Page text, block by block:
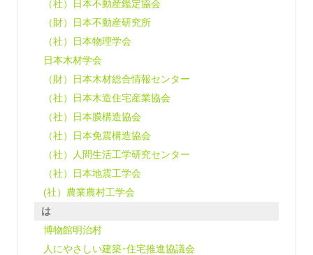
（社）日本不動産鑑定協会
（財）日本不動産研究所
（社）日本物理学会
日本木材学会
（財）日本木材総合情報センター
（社）日本木造住宅産業協会
（社）日本膜構造協会
（社）日本免震構造協会
（社）人間生活工学研究センター
（社）日本地震工学会
(社）農業農村工学会
は
博物館明治村
人にやさしい建築･住宅推進協議会